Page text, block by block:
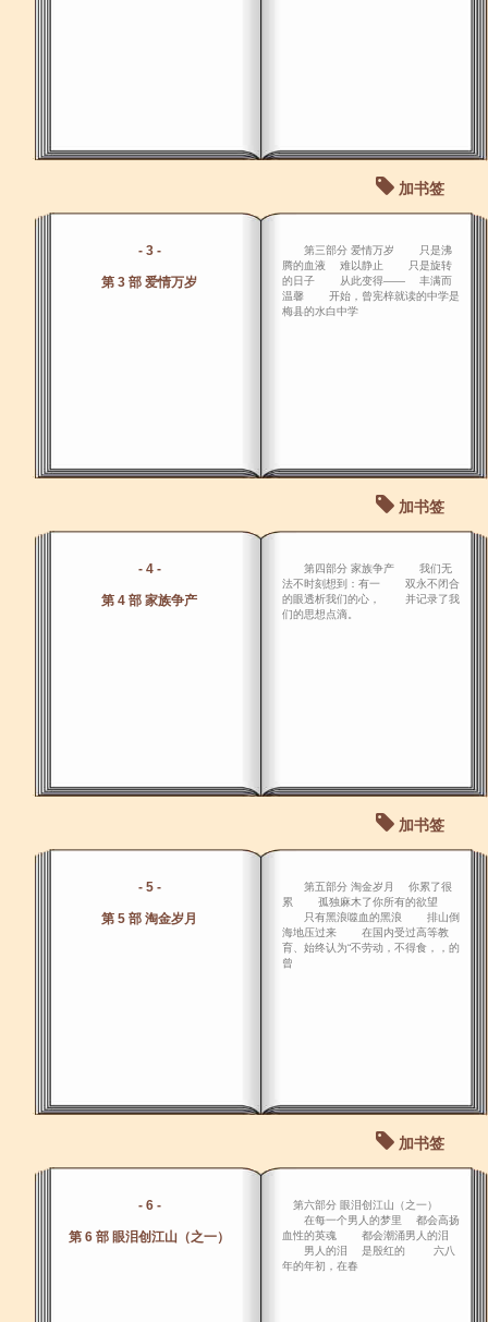
加书签
- 3 -
第 3 部 爱情万岁
第三部分 爱情万岁 只是沸
腾的血液 难以静止 只是旋转
的日子 从此变得―― 丰满而
温馨 开始，曾宪梓就读的中学是
梅县的水白中学
加书签
- 4 -
第 4 部 家族争产
第四部分 家族争产 我们无
法不时刻想到：有一 双永不闭合
的眼透析我们的心， 并记录了我
们的思想点滴。
加书签
- 5 -
第 5 部 淘金岁月
第五部分 淘金岁月 你累了很
累 孤独麻木了你所有的欲望
只有黑浪噬血的黑浪 排山倒
海地压过来 在国内受过高等教
育、始终认为“不劳动，不得食，，的
曾
加书签
- 6 -
第 6 部 眼泪创江山（之一）
第六部分 眼泪创江山（之一）
在每一个男人的梦里 都会高扬
血性的英魂 都会潮涌男人的泪
男人的泪 是殷红的 六八
年的年初，在春